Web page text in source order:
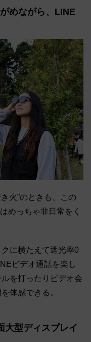
めながら、LINE
火”のときも、この
めっちゃ非日常をく
に横たえて遮光率0
ビデオ通話を楽し
を打ったりビデオ会
体感できる。
大型ディスプレイ